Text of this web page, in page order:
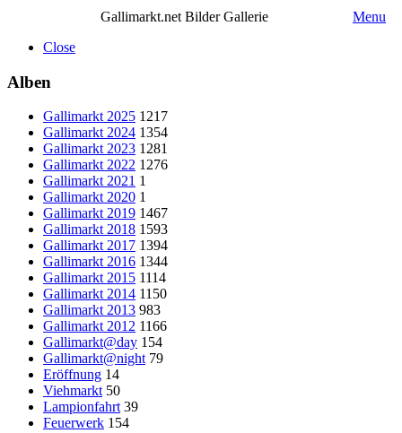
Gallimarkt.net Bilder Gallerie
Menu
Close
Alben
Gallimarkt 2025 1217
Gallimarkt 2024 1354
Gallimarkt 2023 1281
Gallimarkt 2022 1276
Gallimarkt 2021 1
Gallimarkt 2020 1
Gallimarkt 2019 1467
Gallimarkt 2018 1593
Gallimarkt 2017 1394
Gallimarkt 2016 1344
Gallimarkt 2015 1114
Gallimarkt 2014 1150
Gallimarkt 2013 983
Gallimarkt 2012 1166
Gallimarkt@day 154
Gallimarkt@night 79
Eröffnung 14
Viehmarkt 50
Lampionfahrt 39
Feuerwerk 154